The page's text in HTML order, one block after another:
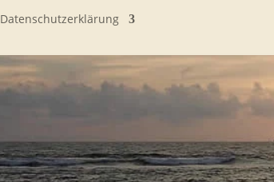
Datenschutzerklärung